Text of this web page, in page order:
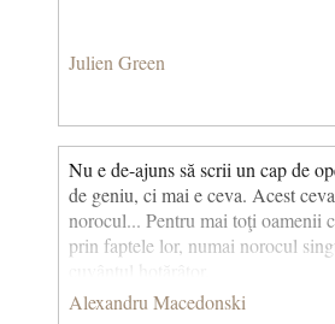
Julien Green
Nu e de-ajuns să scrii un cap de
de geniu, ci mai e ceva. Acest
norocul... Pentru mai toţi oamenii
prin faptele lor, numai norocul
cuvântul hotărâtor.
Alexandru Macedonski